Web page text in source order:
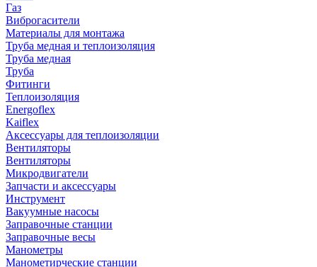
Газ
Виброгасители
Материалы для монтажа
Труба медная и теплоизоляция
Труба медная
Труба
Фитинги
Теплоизоляция
Energoflex
Kaiflex
Аксессуары для теплоизоляции
Вентиляторы
Вентиляторы
Микродвигатели
Запчасти и аксессуары
Инструмент
Вакуумные насосы
Заправочные станции
Заправочные весы
Манометры
Манометирческие станции